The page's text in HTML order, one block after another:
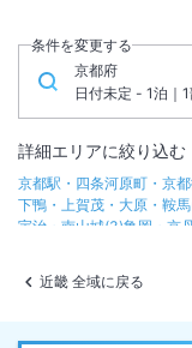
条件を変更する
京都府
日付未定 - 1泊｜
詳細エリアに絞り込む
京都駅・四条河原町・京
下鴨・上賀茂・大原・鞍馬
宇治・南山城(3)亀岡・京
近畿 全域に戻る